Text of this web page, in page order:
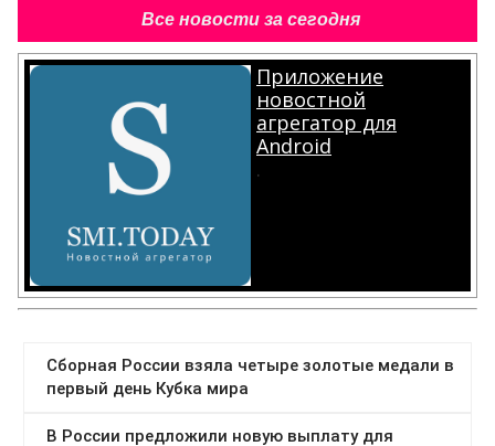
Все новости за сегодня
Приложение
новостной
агрегатор для
Android
.